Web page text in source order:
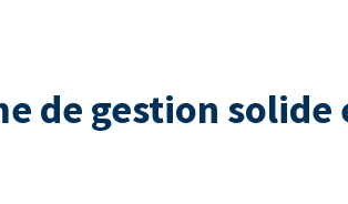
de gestion solide